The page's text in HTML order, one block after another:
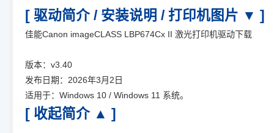
[ 驱动简介 / 安装说明 / 打印机图片 ▼ ]
佳能Canon imageCLASS LBP674Cx II 激光打印机驱动下载
版本：v3.40
发布日期：2026年3月2日
适用于：Windows 10 / Windows 11 系统。
[ 收起简介 ▲ ]